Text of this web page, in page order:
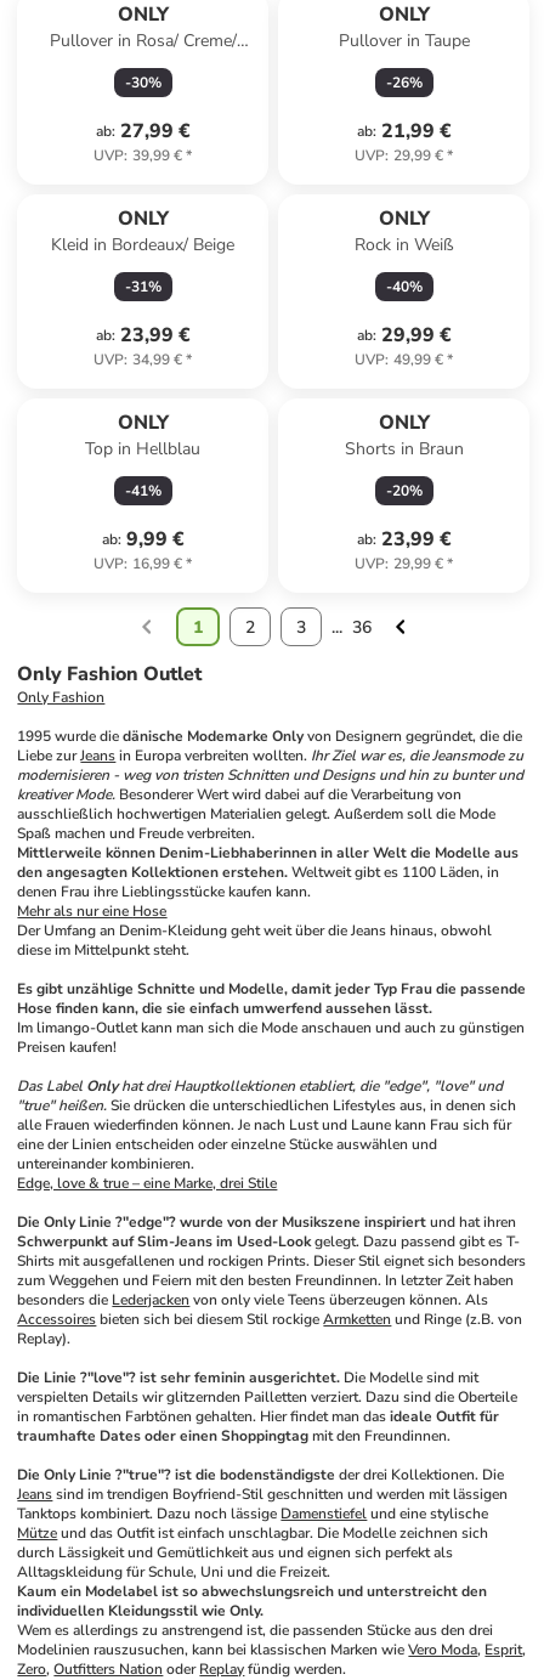
ONLY
Pullover in Rosa/ Creme/
Khaki
-30%
ab: 27,99 €
UVP: 39,99 €*
ONLY
Pullover in Taupe
-26%
ab: 21,99 €
UVP: 29,99 €*
ONLY
Kleid in Bordeaux/ Beige
-31%
ab: 23,99 €
UVP: 34,99 €*
ONLY
Rock in Weiß
-40%
ab: 29,99 €
UVP: 49,99 €*
ONLY
Top in Hellblau
-41%
ab: 9,99 €
UVP: 16,99 €*
ONLY
Shorts in Braun
-20%
ab: 23,99 €
UVP: 29,99 €*
1 2 3 ... 36
Only Fashion Outlet
Only Fashion
1995 wurde die dänische Modemarke Only von Designern gegründet, die die
Liebe zur Jeans in Europa verbreiten wollten. Ihr Ziel war es, die Jeansmode zu
modernisieren - weg von tristen Schnitten und Designs und hin zu bunter und
kreativer Mode. Besonderer Wert wird dabei auf die Verarbeitung von
ausschließlich hochwertigen Materialien gelegt. Außerdem soll die Mode
Spaß machen und Freude verbreiten.
Mittlerweile können Denim-Liebhaberinnen in aller Welt die Modelle aus
den angesagten Kollektionen erstehen. Weltweit gibt es 1100 Läden, in
denen Frau ihre Lieblingsstücke kaufen kann.
Mehr als nur eine Hose
Der Umfang an Denim-Kleidung geht weit über die Jeans hinaus, obwohl
diese im Mittelpunkt steht.
Es gibt unzählige Schnitte und Modelle, damit jeder Typ Frau die passende
Hose finden kann, die sie einfach umwerfend aussehen lässt.
Im limango-Outlet kann man sich die Mode anschauen und auch zu günstigen
Preisen kaufen!
Das Label Only hat drei Hauptkollektionen etabliert, die "edge", "love" und
"true" heißen. Sie drücken die unterschiedlichen Lifestyles aus, in denen sich
alle Frauen wiederfinden können. Je nach Lust und Laune kann Frau sich für
eine der Linien entscheiden oder einzelne Stücke auswählen und
untereinander kombinieren.
Edge, love & true – eine Marke, drei Stile
Die Only Linie ?"edge"? wurde von der Musikszene inspiriert
Schwerpunkt auf Slim-Jeans im Used-Look gelegt. Dazu passend gibt es T-
Shirts mit ausgefallenen und rockigen Prints. Dieser Stil eignet sich besonders
zum Weggehen und Feiern mit den besten Freundinnen. In letzter Zeit haben
besonders die Lederjacken
Accessoires bieten sich bei diesem Stil rockige Armketten und Ringe (z.B. von
Replay).
Die Linie ?"love"? ist sehr feminin ausgerichtet. Die Modelle sind mit
verspielten Details wir glitzernden Pailletten verziert. Dazu sind die Oberteile
in romantischen Farbtönen gehalten. Hier findet man das ideale Outfit für
traumhafte Dates oder einen Shoppingtag mit den Freundinnen.
Die Only Linie ?"true"? ist die bodenständigste
Jeans sind im trendigen Boyfriend-Stil geschnitten und werden mit lässigen
Tanktops kombiniert. Dazu noch lässige Damenstiefel
Mütze und das Outfit ist einfach unschlagbar. Die Modelle zeichnen sich
durch Lässigkeit und Gemütlichkeit aus und eignen sich perfekt als
Alltagskleidung für Schule, Uni und die Freizeit.
Kaum ein Modelabel ist so abwechslungsreich und unterstreicht den
individuellen Kleidungsstil wie Only.
Wem es allerdings zu anstrengend ist, die passenden Stücke aus den drei
Modelinien rauszusuchen, kann bei klassischen Marken wie Vero Moda, Esprit
Zero, Outfitters Nation oder Replay fündig werden.